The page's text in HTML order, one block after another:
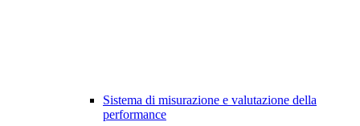
Sistema di misurazione e valutazione della
performance